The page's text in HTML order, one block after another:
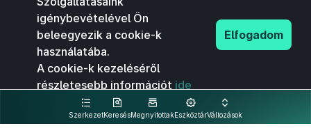
SzerkezetKeresésMegnyitottakEszköztárVáltozások
igénybevételével Ön
beleegyezik a cookie-k
használatába.
A cookie-k kezeléséről
részletesebb információt ide
kattintva olvashat.
Elfogadom